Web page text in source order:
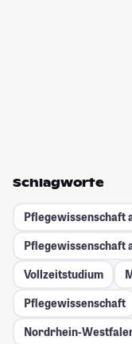
Schlagworte
Pflegewissenschaft
Pflegewissenschaft
Vollzeitstudium
Pflegewissenschaft
Nordrhein-